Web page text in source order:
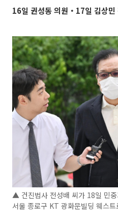
16일 권성동 의원‧17일 김상민
▲ 건진법사 전성배 씨가 18일 민
서울 종로구 KT 광화문빌딩 웨스